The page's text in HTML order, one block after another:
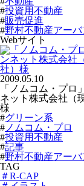
#投資用不動産
#販売促進
#野村不動産アーバ
Webサイト
2009.05.10
「ノムコム・プ
ネット株式会社（
様
#グリーン系
# ノムコム・プロ
#投資用不動産
#記事
#野村不動産アーバ
TAG
＃R-CAP